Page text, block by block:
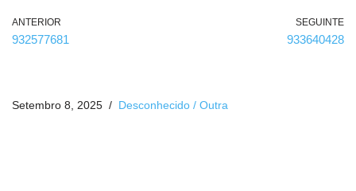
ANTERIOR
932577681
SEGUINTE
933640428
Setembro 8, 2025 Desconhecido / Outra